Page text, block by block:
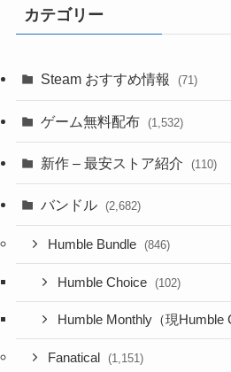
カテゴリー
Steam おすすめ情報 (71)
ゲーム無料配布 (1,532)
新作 – 最安ストア紹介 (110)
バンドル (2,682)
Humble Bundle (846)
Humble Choice (102)
Humble Monthly（現Humble
Fanatical (1,151)